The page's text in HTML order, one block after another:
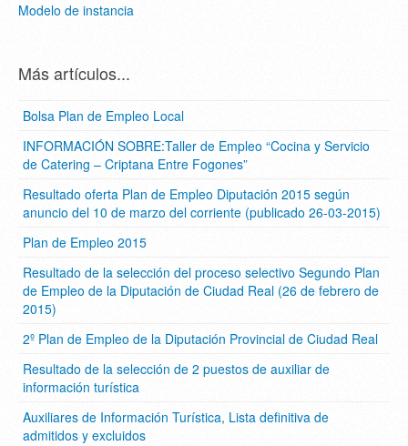
Modelo de instancia
Más artículos...
Bolsa Plan de Empleo Local
INFORMACIÓN SOBRE:Taller de Empleo “Cocina y Servicio
de Catering – Criptana Entre Fogones”
Resultado oferta Plan de Empleo Diputación 2015 según
anuncio del 10 de marzo del corriente (publicado 26-03-2015)
Plan de Empleo 2015
Resultado de la selección del proceso selectivo Segundo Plan
de Empleo de la Diputación de Ciudad Real (26 de febrero de
2015)
2º Plan de Empleo de la Diputación Provincial de Ciudad Real
Resultado de la selección de 2 puestos de auxiliar de
Auxiliares de Información Turística, Lista definitiva de
admitidos y excluidos